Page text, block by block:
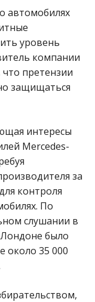
автомобилях
уровень
компании
претензии
защищаться
интересы
Mercedes-
за
контроля
По
слушании в
было
около 35 000